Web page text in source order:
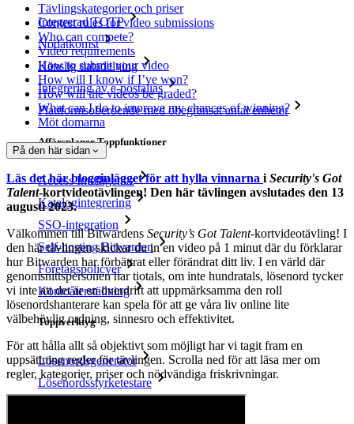
Integrerad TOTP
Nödåtkomst
Känslig datadelning
Integrering av e-postalias
Plattformsoberoende med obegränsat antal enheter
Affärsplaner Toppfunktioner
Access Intelligence
Katalogintegrering
SSO-integration
Self-hosting Bitwarden
Företagspolicyer
Kontoåterställning
Toppverktyg
Lösenordsgenerator
Lösenordsstyrketestare
Tävlingskategorier och priser
Contest rules for video submissions
Who can compete?
Video requirements
How to submit your video
How will I know if I’ve won?
How will the videos be graded?
What can I do to improve my chances of winning?
Möt domarna
På den här sidan
Läs det här blogginlägget för att hylla vinnarna i Security's Got
Talent-kortvideotävlingen! Den här tävlingen avslutades den 13
augusti 2023.
Välkommen till Bitwardens Security’s Got Talent-kortvideotävling! I
den här tävlingen skickar du in en video på 1 minut där du förklarar
hur Bitwarden har förbättrat eller förändrat ditt liv. I en värld där
genomsnittspersonen har tiotals, om inte hundratals, lösenord tycker
vi inte att det är en överdrift att uppmärksamma den roll
lösenordshanterare kan spela för att ge våra liv online lite
välbehövlig ordning, sinnesro och effektivitet.
För att hålla allt så objektivt som möjligt har vi tagit fram en
uppsättning regler för tävlingen. Scrolla ned för att läsa mer om
regler, kategorier, priser och nödvändiga friskrivningar.